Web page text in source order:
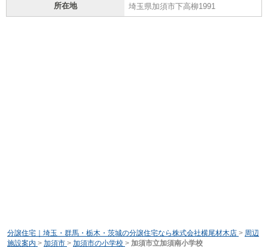
所在地 埼玉県加須市下高柳1991
分譲住宅｜埼玉・群馬・栃木・茨城の分譲住宅なら株式会社横尾材木店 > 周辺
施設案内 > 加須市 > 加須市の小学校 > 加須市立加須南小学校